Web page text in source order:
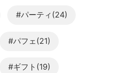
#パーティ(24)
#パフェ(21)
#ギフト(19)